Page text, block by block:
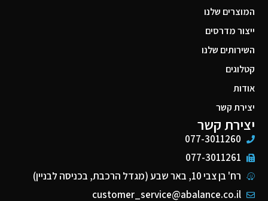
המוצרים שלנו
ייצור מדרסים
השירותים שלנו
קטלוגים
אודות
יצירת קשר
יצירת קשר
077-3011260
077-3011261
רח' בן צבי 10, באר שבע (מגדל הרכבת, בכניסה לבניין)
customer_service@abalance.co.il